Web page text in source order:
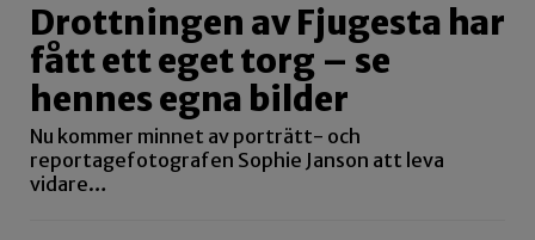
Drottningen av Fjugesta har
fått ett eget torg – se
hennes egna bilder
Nu kommer minnet av porträtt- och
reportagefotografen Sophie Janson att leva
vidare…